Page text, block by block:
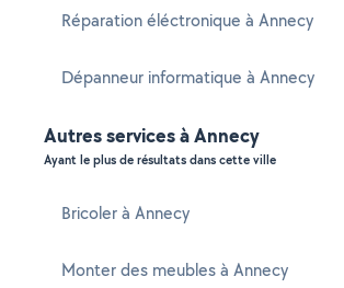
Réparation éléctronique à Annecy
Dépanneur informatique à Annecy
Autres services à Annecy
Ayant le plus de résultats dans cette ville
Bricoler à Annecy
Monter des meubles à Annecy